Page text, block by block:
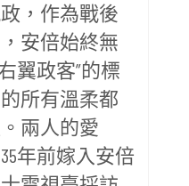
，作為戰後
安倍始終無
翼政客”的標
所有溫柔都
兩人的愛
年前嫁入安倍